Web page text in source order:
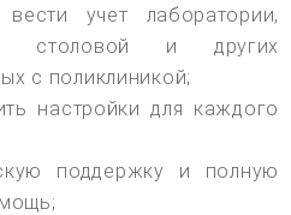
учет лаборатории,
столовой и других
с поликлиникой;
настройки для каждого
поддержку и полную